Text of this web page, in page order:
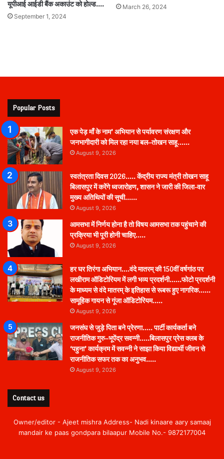
यूपीआई आईडी बैंक अकाउंट को होल्ड….
September 1, 2024
March 26, 2024
Popular Posts
एक पेड़ माँ के नाम’ अभियान से पर्यावरण संरक्षण और
जनभागीदारी को मिल रहा नया बल–तोखन साहू……
August 9, 2026
स्वतंत्रता दिवस 2026….. केंद्रीय राज्य मंत्री तोखन साहू
बिलासपुर में करेंगे ध्वजारोहण, शासन ने जारी की जिला-वार
मुख्य अतिथियों की सूची……
August 9, 2026
आमसभा में निर्णय होना है तो विषय आमसभा तक पहुंचाने की
प्रक्रिया भी पूरी होनी चाहिए…..
August 9, 2026
हर घर तिरंगा अभियान….वंदे मातरम् की 150वीं वर्षगांठ पर
लखीराम ऑडिटोरियम में लगी भव्य प्रदर्शनी……फोटो प्रदर्शनी
के माध्यम से वंदे मातरम् के इतिहास से रूबरू हुए नागरिक……
सामूहिक गायन से गूंजा ऑडिटोरियम…..
August 9, 2026
जनसंघ से जुड़े पिता बने प्रेरणा….. पार्टी कार्यकर्ता बने
राजनीतिक गुरु–भूपेंद्र सवन्नी…..बिलासपुर प्रेस क्लब के
‘पहुना’ कार्यक्रम में सवन्नी ने साझा किया विद्यार्थी जीवन से
राजनीतिक सफर तक का अनुभव…..
August 9, 2026
Contact us
Owner/editor - Ajeet mishra Address- Nadi kinaare aary samaaj
mandair ke paas gondpara bilaapur Mobile No.- 9872177004